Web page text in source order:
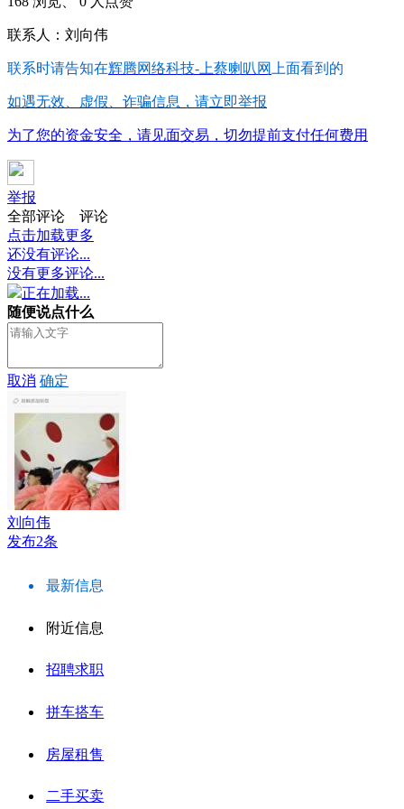
联系人：刘向伟
联系时请告知在辉腾网络科技-上蔡喇叭网 上面看到的
如遇无效、虚假、诈骗信息，请立即举报
为了您的资金安全，请见面交易，切勿提前支付任何费用
举报
全部评论
评论
点击加载更多
还没有评论...
没有更多评论...
正在加载...
随便说点什么
取消 确定
刘向伟
发布2条
最新信息
附近信息
招聘求职
拼车搭车
房屋租售
二手买卖